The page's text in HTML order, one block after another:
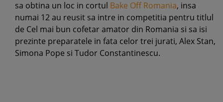
sa obtina un loc in cortul Bake Off Romania, insa
numai 12 au reusit sa intre in competitia pentru titlul
de Cel mai bun cofetar amator din Romania si sa isi
prezinte preparatele in fata celor trei jurati, Alex Stan,
Simona Pope si Tudor Constantinescu.